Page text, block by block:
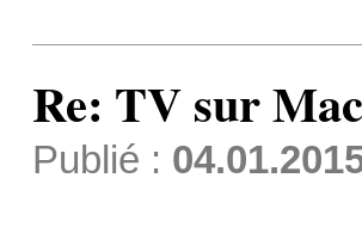
Re: TV sur
Publié :